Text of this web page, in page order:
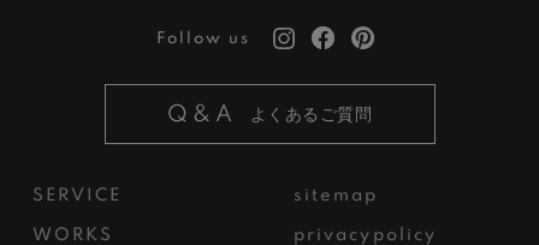
SERVICE
WORKS
sitemap
privacypolicy
Follow us
Q&A よくあるご質問